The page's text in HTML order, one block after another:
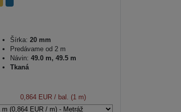
Šírka: 20 mm
Predávame od 2 m
Návin: 49.0 m, 49.5 m
Tkaná
0,864 EUR / bal. (1 m)